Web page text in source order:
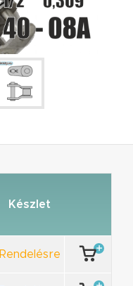
Készlet
Rendelésre